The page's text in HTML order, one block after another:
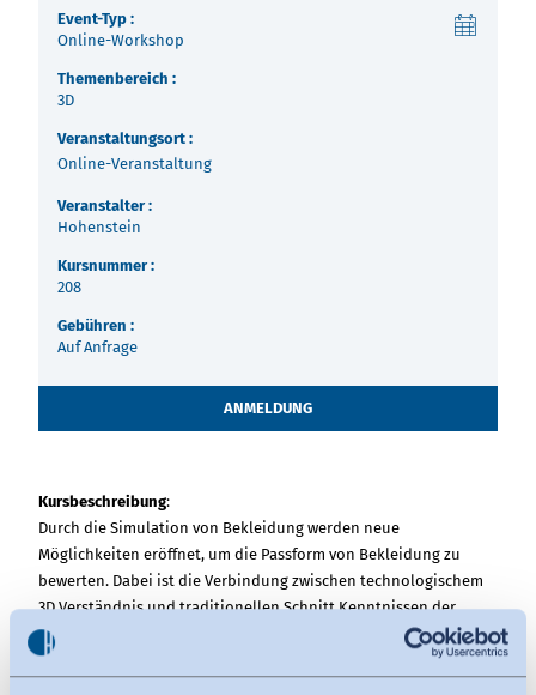
Indonesia
中国
Event-Typ :
Online-Workshop
Themenbereich :
3D
Veranstaltungsort :
Online-Veranstaltung
Veranstalter :
Hohenstein
Kursnummer :
208
Gebühren :
Auf Anfrage
ANMELDUNG
Kursbeschreibung:
Durch die Simulation von Bekleidung werden neue
Möglichkeiten eröffnet, um die Passform von Bekleidung zu
bewerten. Dabei ist die Verbindung zwischen technologischem
3D Verständnis und traditionellen Schnitt Kenntnissen der
Schlüssel zum Erfolg. Nur wenn beides erfolgreich verknüpft
wird, kann die Technologie ihre wesentlichen Vorteile im